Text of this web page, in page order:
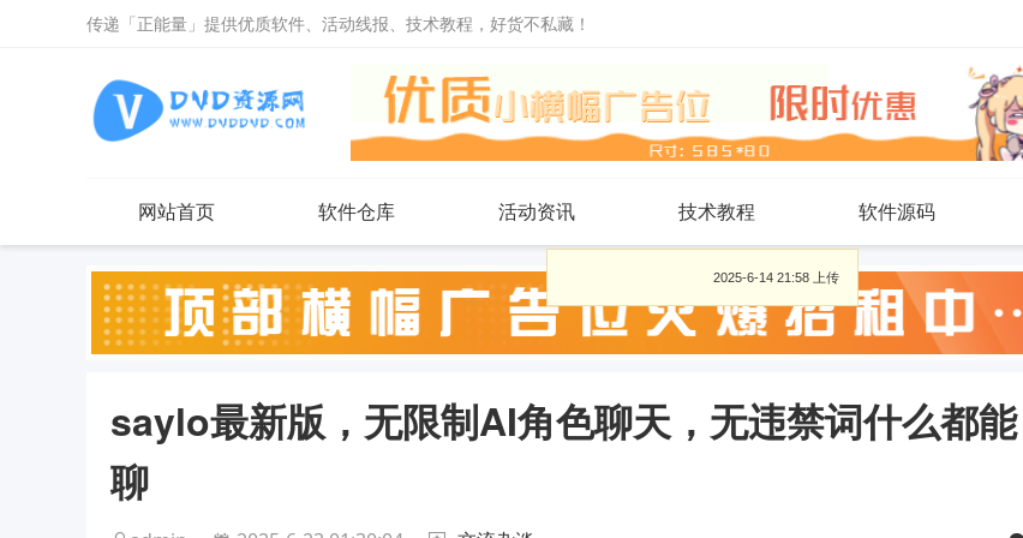
传递「正能量」提供优质软件、活动线报、技术教程，好货不私藏！
网站首页 软件仓库 活动资讯 技术教程 软件源码
saylo最新版，无限制AI角色聊天，无违禁词什么都能
聊
2025-6-14 21:58 上传